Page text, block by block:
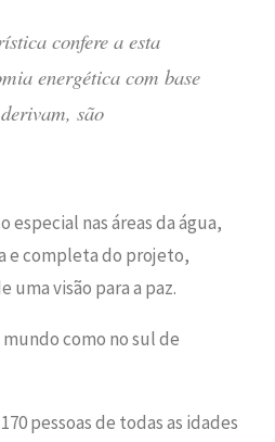
confere a esta
energética com base
são
oespecial nas áreas daágua,
e completa do projeto,
visão para a paz.
mundocomo no sul de
pessoas de todas as idades